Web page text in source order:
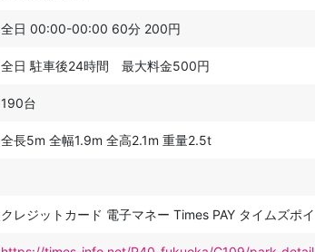
全日 00:00-00:00 60分 200円
全日 駐車後24時間 最大料金500円
190台
全長5m 全幅1.9m 全高2.1m 重量2.5t
クレジットカード 電子マネー Times PAY タイムズポ